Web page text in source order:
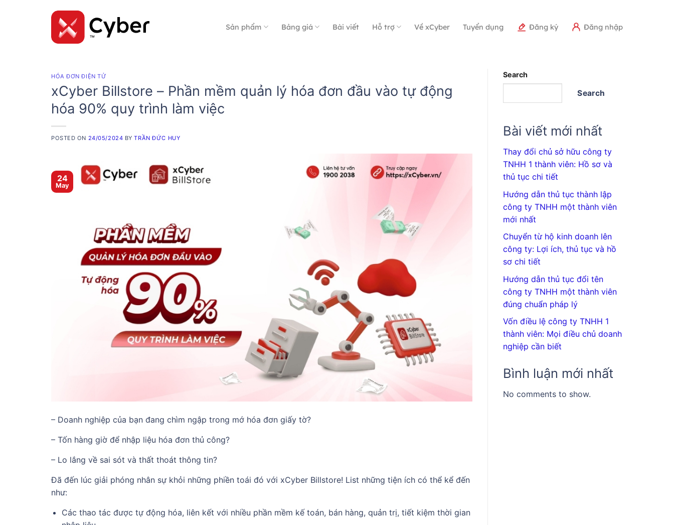
Sản phẩm Bảng giá Bài viết Hỗ trợ Về xCyber Tuyển dụng Đăng ký Đăng nhập
HÓA ĐƠN ĐIỆN TỬ
xCyber Billstore – Phần mềm quản lý hóa đơn đầu vào tự động
hóa 90% quy trình làm việc
POSTED ON 24/05/2024 BYTRẦN ĐỨC HUY
24
May
– Doanh nghiệp của bạn đang chìm ngập trong mớ hóa đơn giấy tờ?
– Tốn hàng giờ để nhập liệu hóa đơn thủ công?
– Lo lắng về sai sót và thất thoát thông tin?
Đã đến lúc giải phóng nhân sự khỏi những phiền toái đó với xCyber Billstore! List những tiện ích có thể kể đến
như:
Các thao tác được tự động hóa, liên kết với nhiều phần mềm kế toán, bán hàng, quản trị, tiết kiệm thời gian
Search
Search
Bài viết mới nhất
Thay đổi chủ sở hữu công ty
TNHH 1 thành viên: Hồ sơ và
thủ tục chi tiết
Hướng dẫn thủ tục thành lập
công ty TNHH một thành viên
mới nhất
Chuyển từ hộ kinh doanh lên
công ty: Lợi ích, thủ tục và hồ
sơ chi tiết
Hướng dẫn thủ tục đổi tên
công ty TNHH một thành viên
đúng chuẩn pháp lý
Vốn điều lệ công ty TNHH 1
thành viên: Mọi điều chủ doanh
nghiệp cần biết
Bình luận mới nhất
No comments to show.